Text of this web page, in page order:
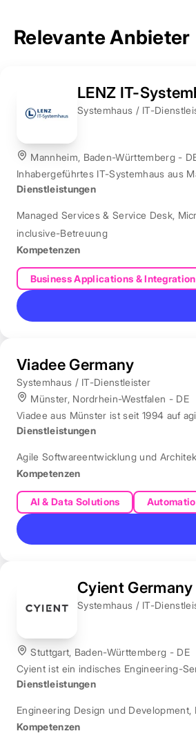
Relevante Anbieter
LENZ IT-
Systemhaus / IT-
Mannheim, Baden-Württemberg -
Inhabergeführtes IT-Systemhaus aus
Dienstleistungen
Managed Services & Service Desk,
inclusive-Betreuung
Kompetenzen
Business Applications & Integration
Viadee Germany
Systemhaus / IT-Dienstleister
Münster, Nordrhein-Westfalen - DE
Viadee aus Münster ist seit 1994 auf
Dienstleistungen
Agile Softwareentwicklung und
Kompetenzen
AI & Data Solutions
Cyient Germany
Systemhaus / IT-
Stuttgart, Baden-Württemberg - DE
Cyient ist ein indisches Engineering-
Dienstleistungen
Engineering Design und Development,
Kompetenzen